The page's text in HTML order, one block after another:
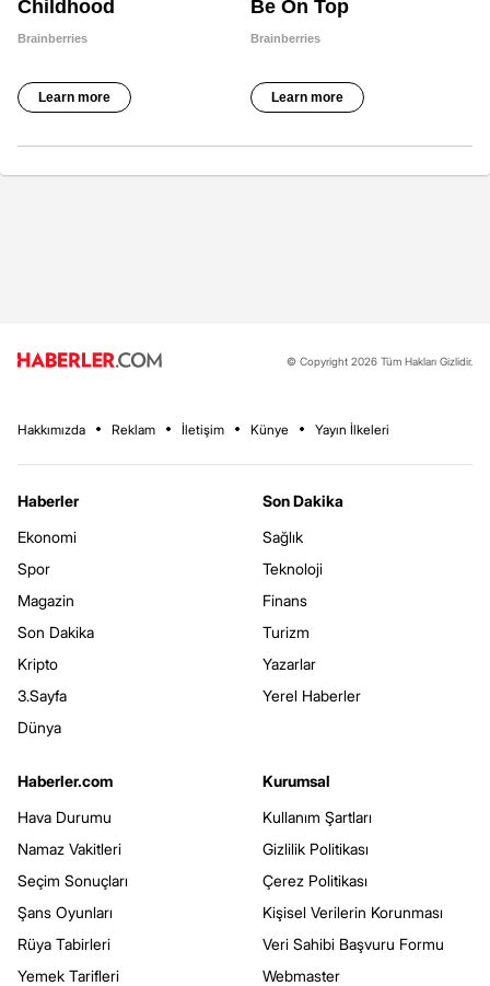
© Copyright 2026 Tüm Hakları Gizlidir.
Hakkımızda Reklam İletişim Künye Yayın İlkeleri
Haberler
Ekonomi
Spor
Magazin
Son Dakika
Kripto
3.Sayfa
Dünya
Son Dakika
Sağlık
Teknoloji
Finans
Turizm
Yazarlar
Yerel Haberler
Haberler.com
Hava Durumu
Namaz Vakitleri
Seçim Sonuçları
Şans Oyunları
Rüya Tabirleri
Yemek Tarifleri
Kurumsal
Kullanım Şartları
Gizlilik Politikası
Çerez Politikası
Kişisel Verilerin Korunması
Veri Sahibi Başvuru Formu
Webmaster